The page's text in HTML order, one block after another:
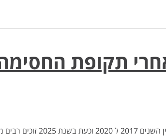
תקופת
בשכונת מורשת בעיר מודיעין נבנו אלפי דירות במסגרת תוכנית מחיר